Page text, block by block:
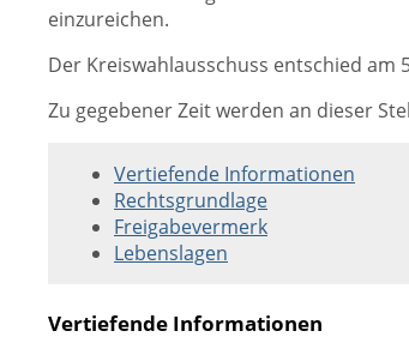
einzureichen.
Der Kreiswahlausschuss entschied am
Zu gegebener Zeit werden an dieser
Vertiefende Informationen
Rechtsgrundlage
Freigabevermerk
Lebenslagen
Vertiefende Informationen